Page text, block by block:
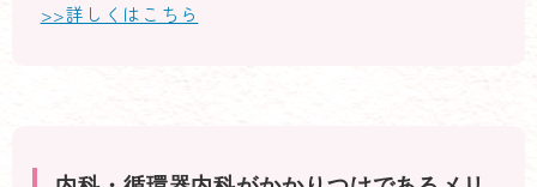
>>詳しくはこちら